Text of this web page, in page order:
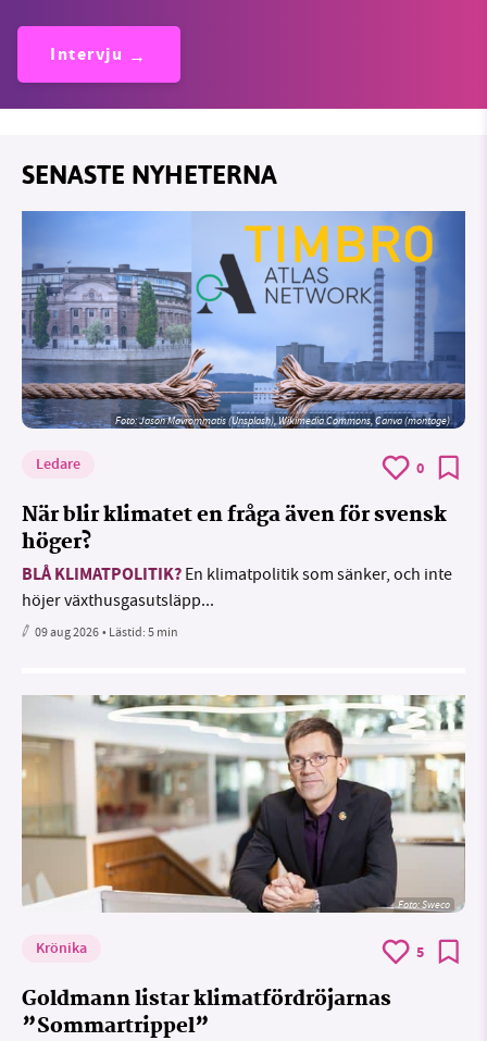
Intervju
SENASTE NYHETERNA
Foto: Jason Mavrommatis (Unsplash), Wikimedia Commons, Canva (montage)
Ledare 0
När blir klimatet en fråga även för svensk
höger?
BLÅ KLIMATPOLITIK? En klimatpolitik som sänker, och inte
höjer växthusgasutsläpp...
09 aug 2026• Lästid:5 min
Foto: Sweco
Krönika 5
Goldmann listar klimatfördröjarnas
”Sommartrippel”